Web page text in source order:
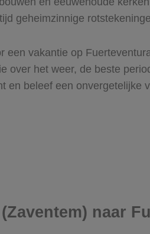
geheimzinnige
een vakantie op
over het weer, de beste
en beleef een onvergetelijke
naar